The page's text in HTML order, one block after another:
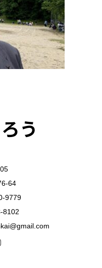
64
9779
8102